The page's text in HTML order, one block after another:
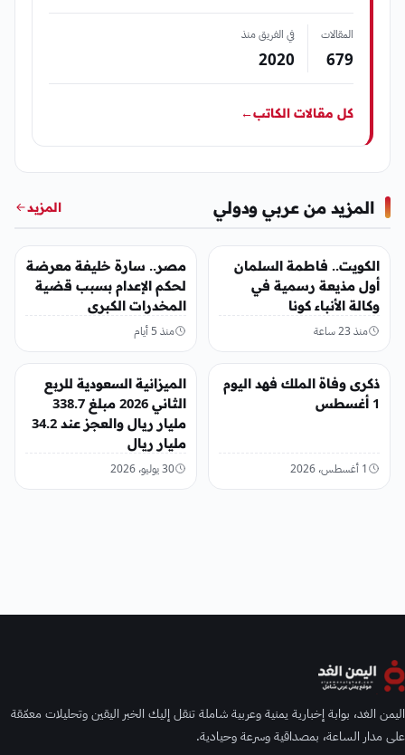
المقالات
679
في الفريق منذ
2020
كل مقالات الكاتب←
المزيد من عربي ودولي المزيد
عربي ودولي
الكويت.. فاطمة السلمان
أول مذيعة رسمية في
وكالة الأنباء كونا
منذ 23 ساعة
مصر.. سارة خليفة معرضة
لحكم الإعدام بسبب قضية
المخدرات الكبرى
منذ 5 أيام
عربي ودولي
ذكرى وفاة الملك فهد اليوم
1 أغسطس
1 أغسطس، 2026
عربي ودولي
الميزانية السعودية للربع
الثاني 2026 مبلغ 338.7
مليار ريال والعجز عند 34.2
مليار ريال
30 يوليو، 2026
اليمن الغد، بوابة إخبارية يمنية وعربية شاملة تنقل إليك الخبر اليقين وتحليلات معمّقة
على مدار الساعة، بمصداقية وسرعة وحيادية.